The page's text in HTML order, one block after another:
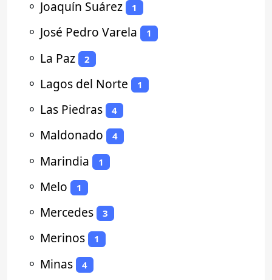
⚬ Joaquín Suárez 1
⚬ José Pedro Varela 1
⚬ La Paz 2
⚬ Lagos del Norte 1
⚬ Las Piedras 4
⚬ Maldonado 4
⚬ Marindia 1
⚬ Melo 1
⚬ Mercedes 3
⚬ Merinos 1
⚬ Minas 4